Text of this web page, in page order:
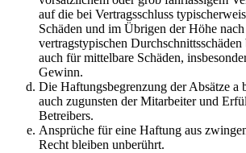
auf die bei Vertragsschluss
Schäden und im Übrigen der Höhe
vertragstypischen
auch für mittelbare Schäden,
Gewinn.
Die Haftungsbegrenzung der Absätze a
auch zugunsten der Mitarbeiter und
Betreibers.
Ansprüche für eine Haftung aus
Recht bleiben unberührt.